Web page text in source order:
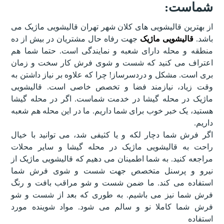
شماست:
از بهترین قالیشویی های کلان شهر تهران قالیشویی ماژیک می
باشد.قالیشویی ماژیک جهت رفاه حال مشتریان در بیش از ده
منطقه و محله دارای شعبه و نمایندگی است. حتما شما هم
اعتراف می کنید که شست و شوی فرش کار سخت و زمان
بری است. مشکل و دردسرساز! چرا که علاوه بر نیاز داشتن به
وقت زیاد، نیازمند فضا و تخصص خاصی است. قالیشویی
ماژیک در محله گیشا در خدمت شماست. اگر در محله گیشا
هستید، یک خبر خوب برای شما داریم. ما در این محله هم شعبه
داریم.
اگر فرش شما دچار لکه و یا کثیفی شد، می توانید با خیال
راحت به قالیشویی ماژیک در محله گیشا و سایر محلات
مراجعه کنید. به شما اطمینان می دهیم که قالیشویی ماژیک از
نیرو و پرسنل متخصص جهت شست و شوی فرش شما
استفاده می کند. ما ضمن شست و شو مراقب بافت و رنگ
فرش شما نیز می باشیم. به طوری که بعد از شست و شو
فرش شما کاملا نو و سالم می شود. مواد شوینده مورد
استفاده